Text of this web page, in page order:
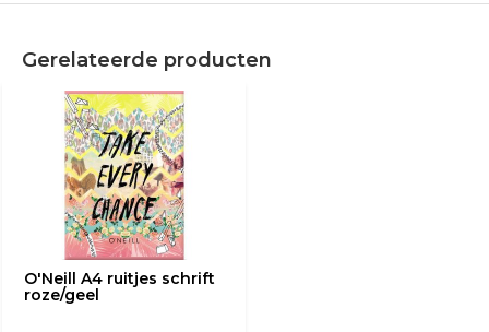
Gerelateerde producten
O'Neill A4 ruitjes schrift
roze/geel